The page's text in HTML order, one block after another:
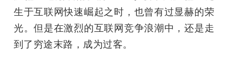
生于互联网快速崛起之时，也曾有过显赫的荣
光。但是在激烈的互联网竞争浪潮中，还是走
到了穷途末路，成为过客。